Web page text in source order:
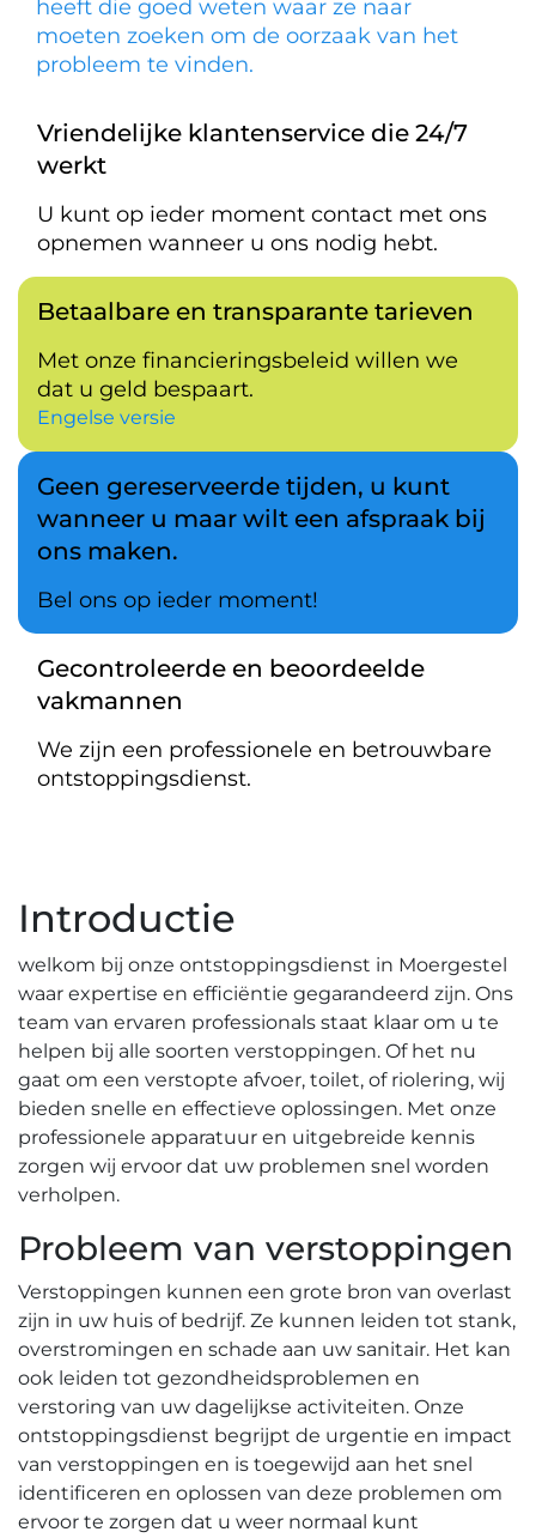
heeft die goed weten waar ze naar
moeten zoeken om de oorzaak van het
probleem te vinden.
Vriendelijke klantenservice die 24/7
werkt
U kunt op ieder moment contact met ons
opnemen wanneer u ons nodig hebt.
Betaalbare en transparante tarieven
Met onze financieringsbeleid willen we
dat u geld bespaart.
Engelse versie
Geen gereserveerde tijden, u kunt
wanneer u maar wilt een afspraak bij
ons maken.
Bel ons op ieder moment!
Gecontroleerde en beoordeelde
vakmannen
We zijn een professionele en betrouwbare
ontstoppingsdienst.
Introductie
welkom bij onze ontstoppingsdienst in Moergestel
waar expertise en efficiëntie gegarandeerd zijn.​ Ons
team van ervaren professionals staat klaar om u te
helpen bij alle soorten verstoppingen.​ Of het nu
gaat om een verstopte afvoer, toilet, of riolering, wij
bieden snelle en effectieve oplossingen.​ Met onze
professionele apparatuur en uitgebreide kennis
zorgen wij ervoor dat uw problemen snel worden
verholpen.​
Probleem van verstoppingen
Verstoppingen kunnen een grote bron van overlast
zijn in uw huis of bedrijf.​ Ze kunnen leiden tot stank,
overstromingen en schade aan uw sanitair.​ Het kan
ook leiden tot gezondheidsproblemen en
verstoring van uw dagelijkse activiteiten. Onze
ontstoppingsdienst begrijpt de urgentie en impact
van verstoppingen en is toegewijd aan het snel
identificeren en oplossen van deze problemen om
ervoor te zorgen dat u weer normaal kunt